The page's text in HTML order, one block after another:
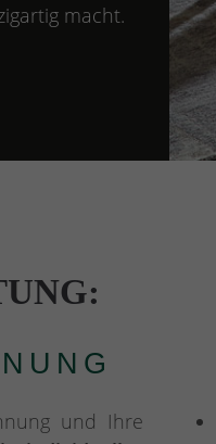
macht.
und Ihre